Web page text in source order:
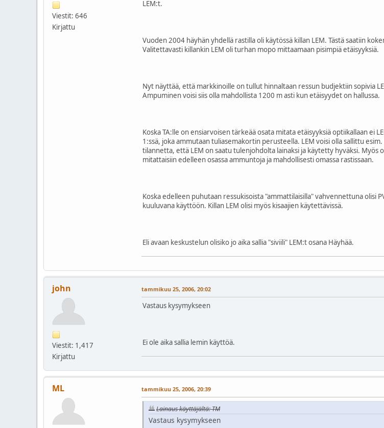
Viestit: 646
Kirjattu
LEM:t.
Vuoden 2004 häyhän yhdellä rastilla oli käytössä killan LEM. Tästä saatiin
Valitettavasti killankin LEM oli turhan mopo mittaamaan pisimpiä etäisyyksiä.
Nyt näyttää, että markkinoille on tullut hinnaltaan ressun budjektiin sopivia
Ampuminen voisi siis olla mahdollista 1200 m asti kun etäisyydet on hallussa.
Koska TA:lle on ensiarvoisen tärkeää osata mitata etäisyyksiä optiikallaan ei
1:ssä, joka ammutaan tuliasemakortin perusteella. LEM voisi olla sallittu
tilannetta, että LEM on saatu tulenjohdolta lainaksi ja käytetty hyväksi.
mitattaisiin edelleen osassa ammuntoja ja mahdollisesti omassa rastissaan.
Koska edelleen puhutaan ressukisoista "ammattilaisilla" vahvennettuna olisi
kuuluvana käyttöön. Killan LEM olisi myös kisaajien käytettävissä.
Eli avaan keskustelun olisiko jo aika sallia "siviili" LEM:t osana Häyhää.
john
Viestit: 1,417
Kirjattu
tammikuu 25, 2006, 20:02
Vastaus kysymykseen
Ei ole aika sallia lemin käyttöä.
ML tammikuu 25, 2006, 20:39
Lainaus käyttäjältä: TM
Vastaus kysymykseen